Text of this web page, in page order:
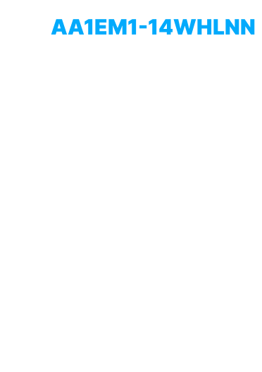
AA1EM1-14WHLNN